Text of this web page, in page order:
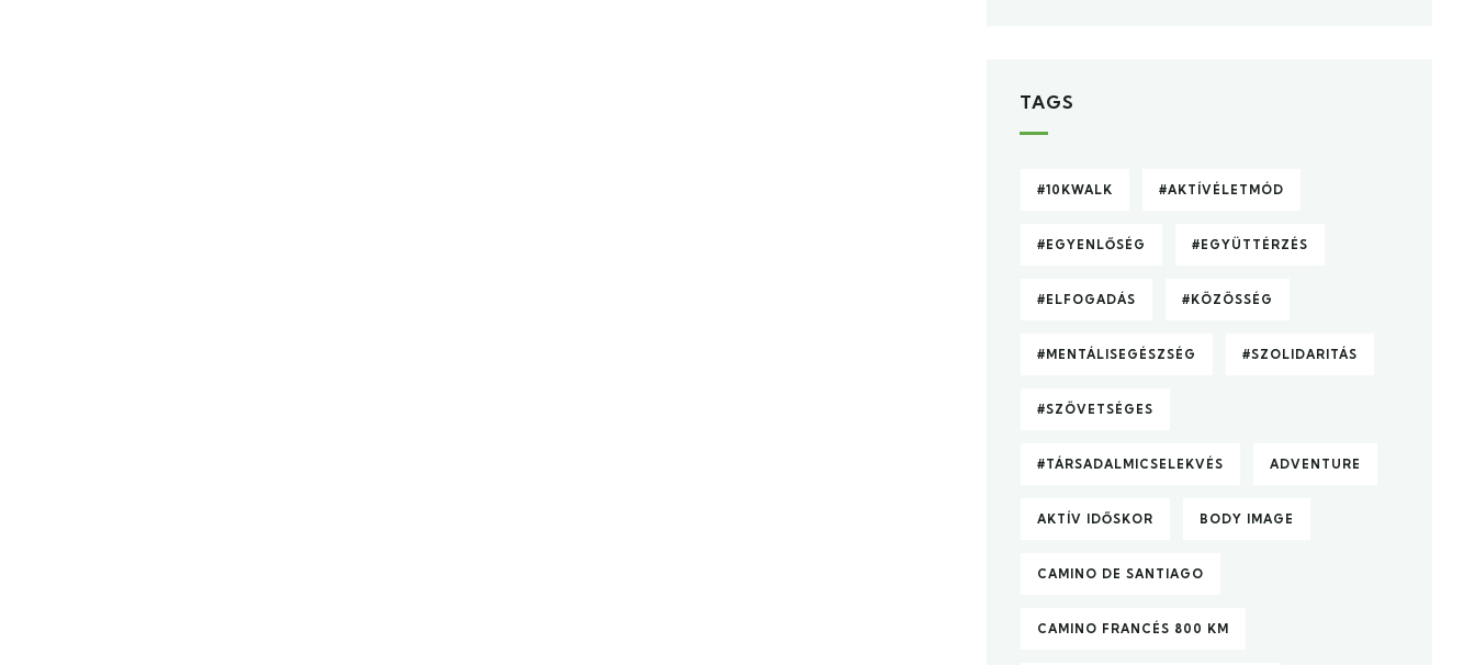
TAGS
#10KWALK #AKTÍVÉLETMÓD
#EGYENLŐSÉG #EGYÜTTÉRZÉS
#ELFOGADÁS #KÖZÖSSÉG
#MENTÁLISEGÉSZSÉG #SZOLIDARITÁS
#SZÖVETSÉGES
#TÁRSADALMICSELEKVÉS ADVENTURE
AKTÍV IDŐSKOR BODY IMAGE
CAMINO DE SANTIAGO
CAMINO FRANCÉS 800 KM